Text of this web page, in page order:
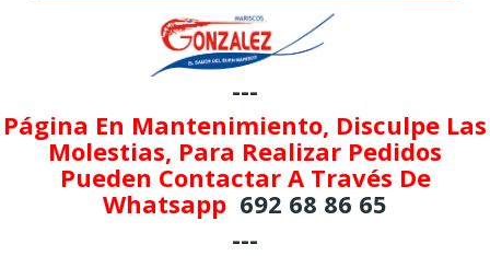
---
Página En Mantenimiento, Disculpe Las
Molestias, Para Realizar Pedidos
Pueden Contactar A Través De
Whatsapp 692 68 86 65
---